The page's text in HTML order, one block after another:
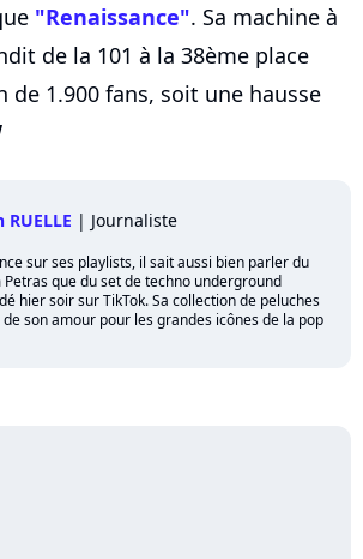
"Renaissance". Sa machine à
de la 101 à la 38ème place
de 1.900 fans, soit une hausse
RUELLE | Journaliste
sur ses playlists, il sait aussi bien parler du
que du set de techno underground
hier soir sur TikTok. Sa collection de peluches
son amour pour les grandes icônes de la pop